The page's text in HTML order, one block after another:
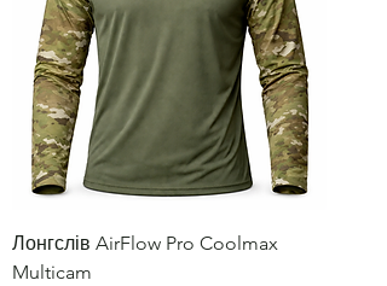
Лонгслів AirFlow Pro Coolmax
Multicam